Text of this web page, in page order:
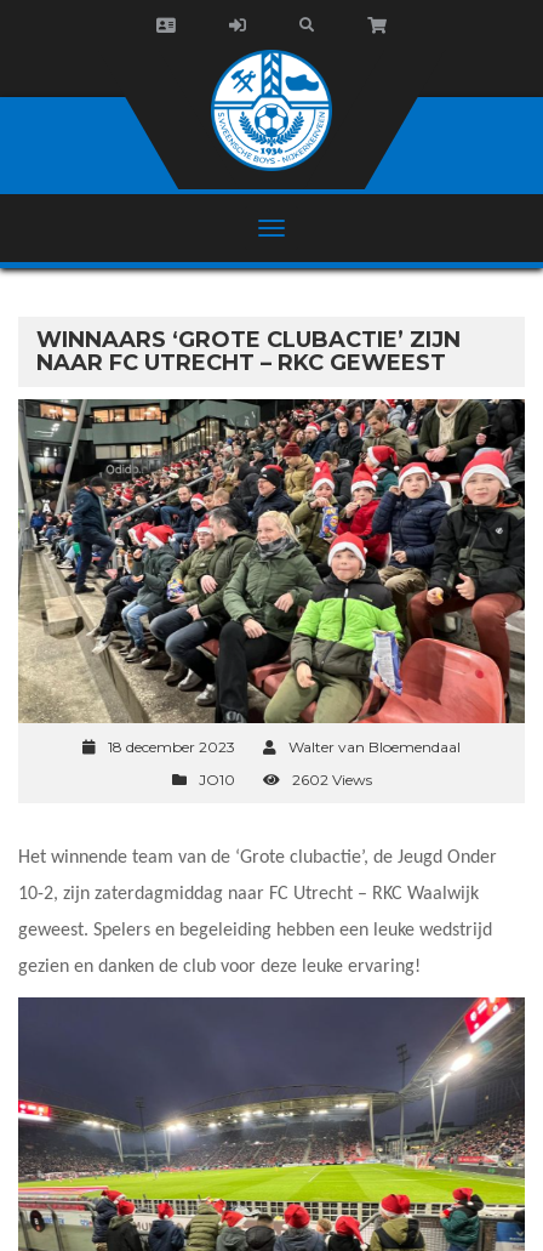
WINNAARS ‘GROTE CLUBACTIE’ ZIJN
NAAR FC UTRECHT – RKC GEWEEST
18 december 2023
Walter van Bloemendaal
JO10
2602 Views
Het winnende team van de ‘Grote clubactie’, de Jeugd Onder
10-2, zijn zaterdagmiddag naar FC Utrecht – RKC Waalwijk
geweest. Spelers en begeleiding hebben een leuke wedstrijd
gezien en danken de club voor deze leuke ervaring!